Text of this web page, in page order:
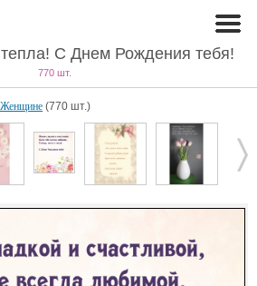
С Днем Рождения тебя!
770 шт.
(770 шт.)